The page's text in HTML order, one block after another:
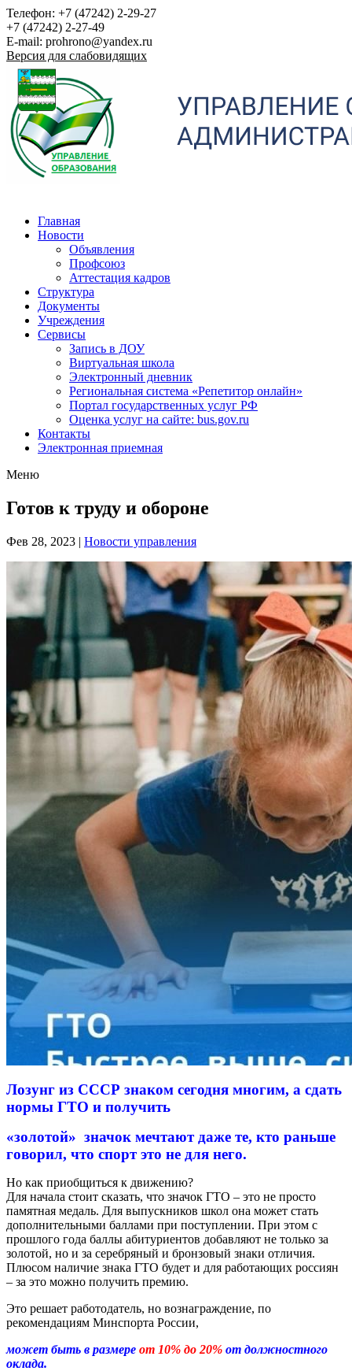
Телефон: +7 (47242) 2-29-27
+7 (47242) 2-27-49
E-mail: prohrono@yandex.ru
Версия для слабовидящих
Главная
Новости
Объявления
Профсоюз
Аттестация кадров
Структура
Документы
Учреждения
Сервисы
Запись в ДОУ
Виртуальная школа
Электронный дневник
Региональная система «Репетитор онлайн»
Портал государственных услуг РФ
Оценка услуг на сайте: bus.gov.ru
Контакты
Электронная приемная
Меню
Готов к труду и обороне
Фев 28, 2023 | Новости управления
Лозунг из СССР знаком сегодня многим, а сдать
нормы ГТО и получить
«золотой» значок мечтают даже те, кто раньше
говорил, что спорт это не для него.
Но как приобщиться к движению?
Для начала стоит сказать, что значок ГТО – это не просто
памятная медаль. Для выпускников школ она может стать
дополнительными баллами при поступлении. При этом с
прошлого года баллы абитуриентов добавляют не только за
золотой, но и за серебряный и бронзовый знаки отличия.
Плюсом наличие знака ГТО будет и для работающих россиян
– за это можно получить премию.
Это решает работодатель, но вознаграждение, по
рекомендациям Минспорта России,
может быть в размере от 10% до 20% от должностного
оклада.